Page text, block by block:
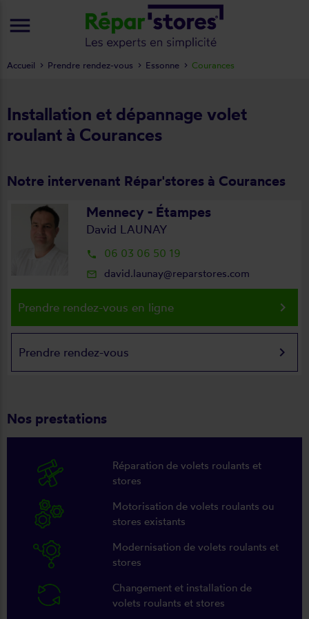
Installation et dépannage volet
roulant à Courances
Notre intervenant Répar'stores à Courances
Mennecy - Étampes
David LAUNAY
local_phone 06 03 06 50 19
mail_outline david.launay@reparstores.com
Prendre rendez-vous en ligne keyboard_arrow_right
Prendre rendez-vous keyboard_arrow_right
Nos prestations
Réparation de volets roulants et
stores
Motorisation de volets roulants ou
stores existants
Modernisation de volets roulants et
stores
Changement et installation de
volets roulants et stores
Accueil Prendre rendez-vous Essonne Courances
menu